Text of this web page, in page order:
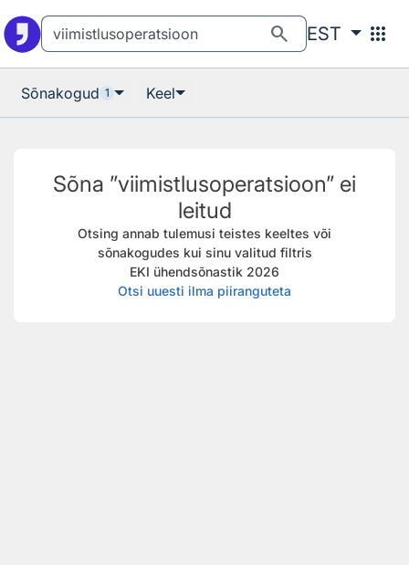
search EST apps
Sõnakogud 1 Keel
Sõna ”viimistlusoperatsioon” ei
leitud
Otsing annab tulemusi teistes keeltes või
sõnakogudes kui sinu valitud filtris
EKI ühendsõnastik 2026
Otsi uuesti ilma piiranguteta